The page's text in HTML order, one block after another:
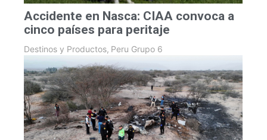
Accidente en Nasca: CIAA convoca a
cinco países para peritaje
Destinos y Productos, Peru Grupo 6